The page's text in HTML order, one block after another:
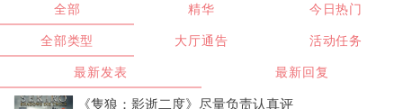
全部 精华
今日热门
全部类型
大厅通告
活动任务
最新发表
最新回复
《隻狼：影逝二度》尽量负责认真评